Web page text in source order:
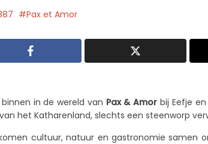
Pax et Amor
in de wereld van Pax & Amor bij Eefje
het Katharenland, slechts een steenworp
cultuur, natuur en gastronomie samen